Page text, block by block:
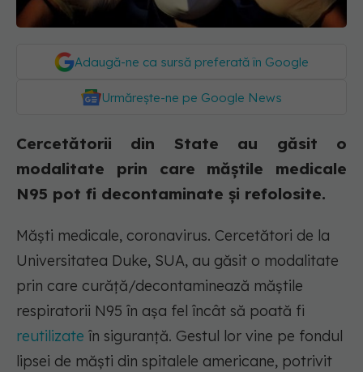
Adaugă-ne ca sursă preferată în Google
Urmărește-ne pe Google News
Cercetătorii din State au găsit o
modalitate prin care măștile medicale
N95 pot fi decontaminate și refolosite.
Măști medicale, coronavirus. Cercetători de la
Universitatea Duke, SUA, au găsit o modalitate
prin care curăță/decontaminează măștile
respiratorii N95 în așa fel încât să poată fi
reutilizate în siguranță. Gestul lor vine pe fondul
lipsei de măști din spitalele americane, potrivit